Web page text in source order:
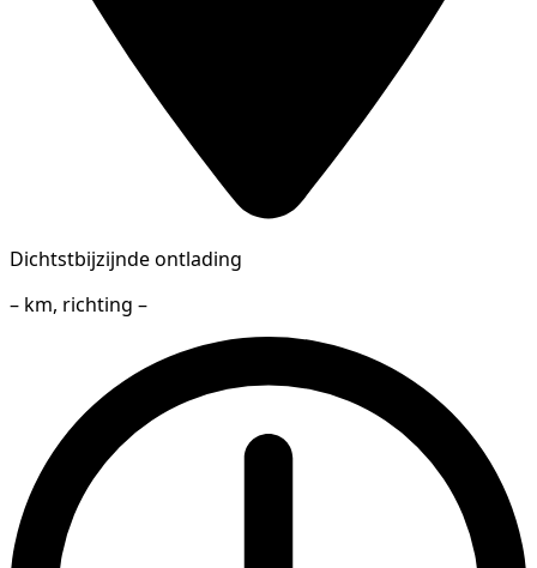
Dichtstbijzijnde ontlading
– km, richting –